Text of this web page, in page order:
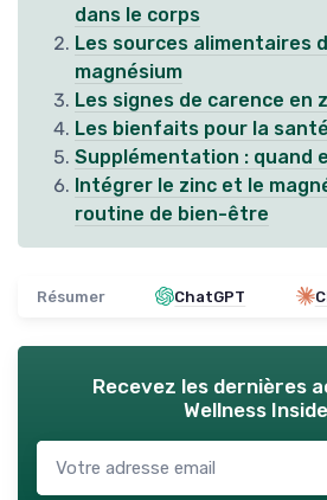
dans le corps
Les sources alimentaires
magnésium
Les signes de carence en
Les bienfaits pour la
Supplémentation : quand
Intégrer le zinc et le
routine de bien-être
Résumer ChatGPT
Recevez les dernières
Wellness